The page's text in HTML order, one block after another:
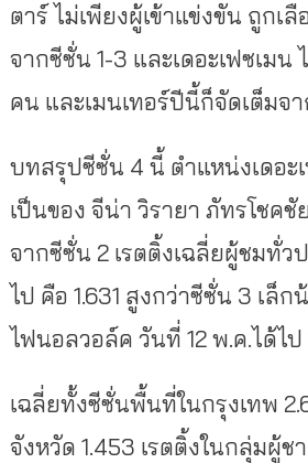
ตาร์ ไม่เพียงผู้เข้าแข่งขัน ถูกเลื
จากซีซั่น 1-3 และเดอะเฟซเมน
คน และเมนเทอร์ปีนี้ก็จัดเต็มจ
บทสรุปซีซั่น 4 นี้ ตำแหน่งเดอะ
เป็นของ จีน่า วิรายา ภัทรโชค
จากซีซั่น 2 เรตติ้งเฉลี่ยผู้ชมทั่ว
ไป คือ 1.631 สูงกว่าซีซั่น 3 เล็
ไฟนอลวอล์ค วันที่ 12 พ.ค.ได้ไป
เฉลี่ยทั้งซีซั่นพื้นที่ในกรุงเทพ
จังหวัด 1.453 เรตติ้งในกลุ่มผู้ช